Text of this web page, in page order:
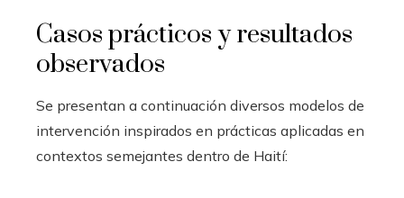
Casos prácticos y resultados
observados
Se presentan a continuación diversos modelos de
intervención inspirados en prácticas aplicadas en
contextos semejantes dentro de Haití: